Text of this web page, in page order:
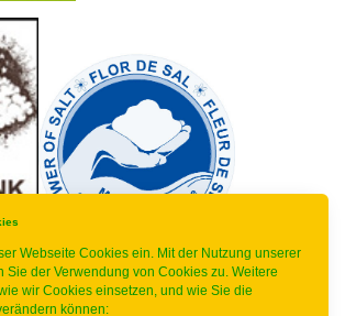
Webseite Cookies ein. Mit der Nutzung unserer
Sie der Verwendung von Cookies zu. Weitere
wir Cookies einsetzen, und wie Sie die
können:
* gilt für Lieferungen innerhalb Deutschlands,